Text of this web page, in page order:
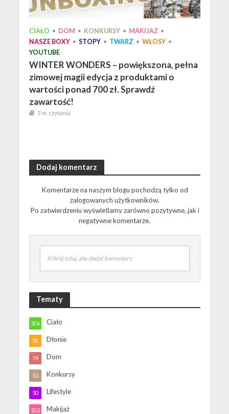
CIAŁO • DOM • KONKURSY • MAKIJAŻ •
NASZE BOXY • STOPY • TWARZ • WŁOSY •
YOUTUBE
WINTER WONDERS – powiększona, pełna
zimowej magii edycja z produktami o
wartości ponad 700 zł. Sprawdź
zawartość!
3 m. czytania
Dodaj komentarz
Komentarze na naszym blogu pochodzą tylko od
zalogowanych użytkowników.
Po zatwierdzeniu wyświetlamy zarówno pozytywne, jak i
negatywne komentarze.
Kliknij tutaj, aby dodać komentarz
Tematy
Ciało
306
Dłonie
98
Dom
59
Konkursy
10
Lifestyle
50
Makijaż
202